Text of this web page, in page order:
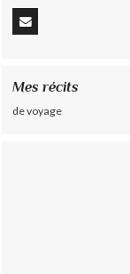
Mes récits
de voyage